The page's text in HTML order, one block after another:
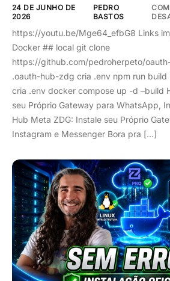
24 DE JUNHO DE
2026
PEDRO
BASTOS
https://youtu.be/Mge64_efbG8 Links
Docker ## local git clone
https://github.com/pedroherpeto/
.oauth-hub-zdg cria .env npm run
cria .env docker compose up -d –build
seu Próprio Gateway para WhatsApp,
Hub Meta ZDG: Instale seu Próprio
Instagram e Messenger Bora pra […]